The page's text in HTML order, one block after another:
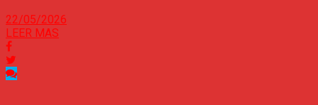
22/05/2026
LEER MAS